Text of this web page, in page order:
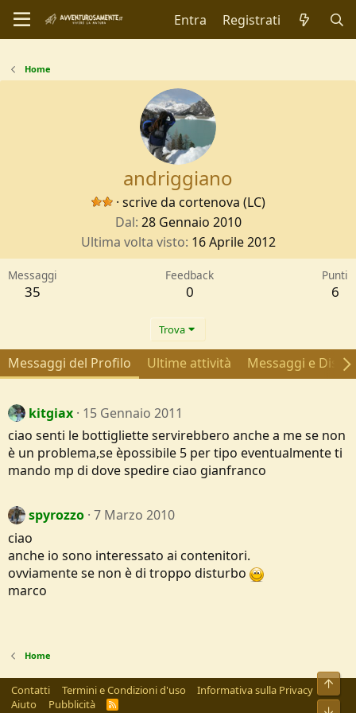
Entra Registrati
Home
andriggiano
· scrive da cortenova (LC)
Dal 28 Gennaio 2010
Ultima volta visto 16 Aprile 2012
Messaggi
35
Feedback
0
Punti
6
Trova
Messaggi del Profilo Ultime attività Messaggi e
kitgiax 15 Gennaio 2011
ciao senti le bottigliette servirebbero anche a me se non
è un problema,se èpossibile 5 per tipo eventualmente ti
mando mp di dove spedire ciao gianfranco
spyrozzo 7 Marzo 2010
ciao
anche io sono interessato ai contenitori.
ovviamente se non è di troppo disturbo
marco
Home
Contatti Termini e Condizioni d'uso
Informativa sulla Privacy
Aiuto
Pubblicità
R
Alto